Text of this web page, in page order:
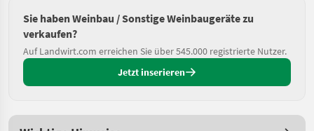
Sie haben Weinbau / Sonstige Weinbaugeräte zu
verkaufen?
Auf Landwirt.com erreichen Sie über 545.000 registrierte Nutzer.
Jetzt inserieren